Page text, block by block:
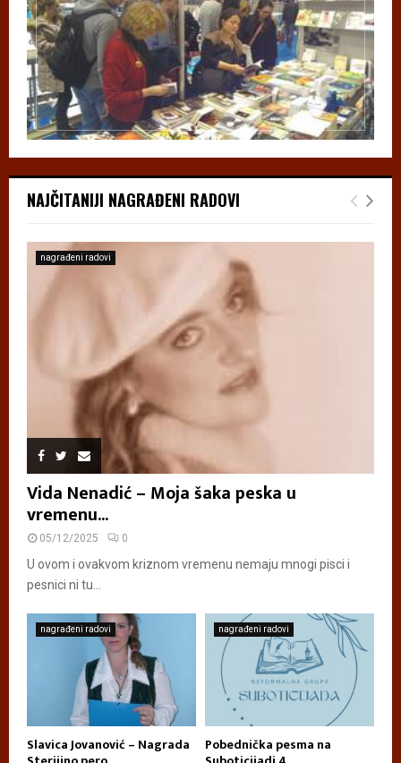
NAJČITANIJI NAGRAĐENI RADOVI
nagrađeni radovi
Vida Nenadić – Moja šaka peska u
vremenu...
05/12/2025 0
U ovom i ovakvom kriznom vremenu nemaju mnogi pisci i
pesnici ni tu...
nagrađeni radovi
Slavica Jovanović – Nagrada
nagrađeni radovi
Pobednička pesma na